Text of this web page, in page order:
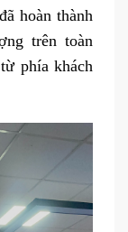
hoàn thành
trên toàn
phía khách